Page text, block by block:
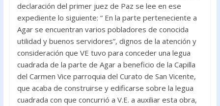
declaración del primer juez de Paz se lee en ese
expediente lo siguiente: “ En la parte perteneciente a
Agar se encuentran varios pobladores de conocida
utilidad y buenos servidores”, dignos de la atención y
consideración que VE tuvo para conceder una legua
cuadrada de la parte de Agar a beneficio de la Capilla
del Carmen Vice parroquia del Curato de San Vicente,
que acaba de construirse y edificarse sobre la legua
cuadrada con que concurrió a V.E. a auxiliar esta obra,